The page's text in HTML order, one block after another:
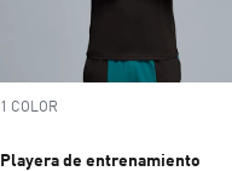
1 COLOR
Playera de entrenamiento